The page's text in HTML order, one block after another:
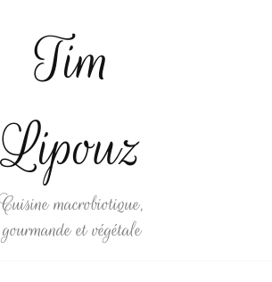
Tim
Lipouz
Cuisine macrobiotique,
gourmande et végétale